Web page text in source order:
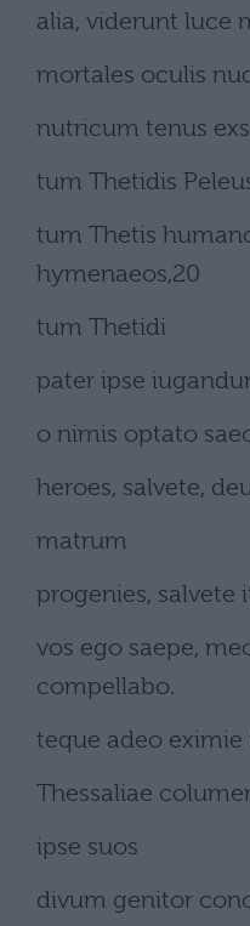
alia, viderunt luce
mortales oculis
nutricum tenus
tum Thetidis
tum Thetis
hymenaeos,20
tum Thetidi
pater ipse
o nimis optato
heroes, salvete,
matrum
progenies, salvete
vos ego saepe,
compellabo.
teque adeo eximie
Thessaliae
ipse suos
divum genitor